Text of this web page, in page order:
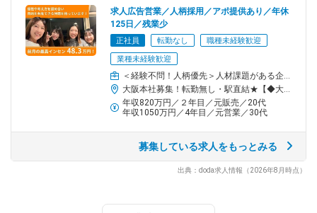
資産形成ニーズの高まりを受けて、注目されている「企業型
DC」。従業員満足度向上や採用力強化にもつながる制度として支
持されています。
インスタ等のSNSを通じて採用活動を行います。この事業部はス
タッフが立ち上げました！
■採用に関わる助成金関連
助成金制度の活用支援も可能です。社労士資格を持つマネージャ
ーが在籍。採用施策と合わせた最適なご提案を行っています。
◇社員：20代3割、30代6割、40代1割
求人広告営業／人柄採用／アポ提供あり／年休
125日／残業少
正社員 転勤なし
職種未経験歓迎
業種未経験歓迎
＜経験不問！人柄優先＞人材課題がある企業様にサービス提案（求人広告／人材紹介／SNS運用など）
大阪本社募集！転勤無し・駅直結★【◆大阪本社】大阪府大阪市西区新町1-5-7四ツ橋ビルディング２階[最寄り駅]地下鉄「四ツ橋」駅直結・「心斎橋」駅・「西大橋」駅カフェ風のおしゃれオフィスです！
年収820万円／２年目／元販売／20代
年収1050万円／4年目／元営業／30代
募集している求人をもっとみる
出典：doda求人情報（2026年8月時点）